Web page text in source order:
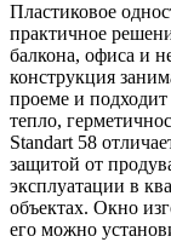
Пластиковое
практичное
балкона, офиса и
конструкция
проеме и подходит
тепло,
Standart 58
защитой от
эксплуатации в
объектах. Окно
его можно